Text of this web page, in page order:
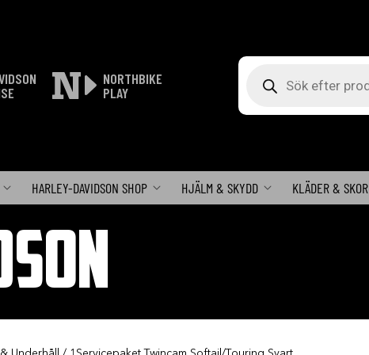
NORTHBIKE
PLAY
HARLEY-DAVIDSON SHOP HJÄLM & SKYDD KLÄDER & SKOR